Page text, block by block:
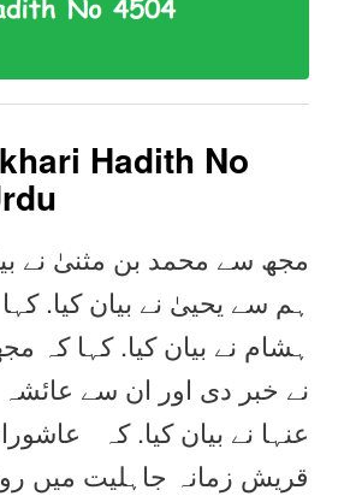
Hadith No
مجھ سے محمد بن مثنیٰ نے
ہم سے یحییٰ نے بیان کیا.
ہشام نے بیان کیا. کہا کہ
نے خبر دی اور ان سے
عنہا نے بیان کیا. کہ
قریش زمانہ جاہلیت میں